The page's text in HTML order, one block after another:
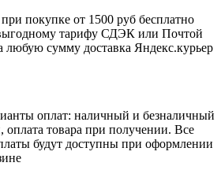
покупке от 1500 руб бесплатно
тарифу СДЭК или Почтой
любую сумму доставка Яндекс.курьер
оплат: наличный и безналичный
оплата товара при получении. Все
будут доступны при оформлении